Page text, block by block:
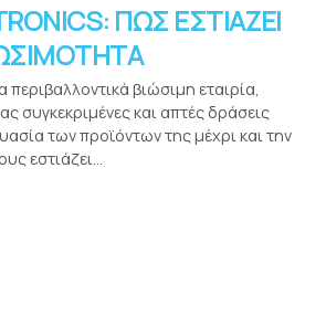
ΠΩΣ ΕΣΤΙΑΖΕΙ
περιβαλλοντικά βιώσιμη εταιρία,
συγκεκριμένες και απτές δράσεις
των προϊόντων της μέχρι και την
εστιάζει...